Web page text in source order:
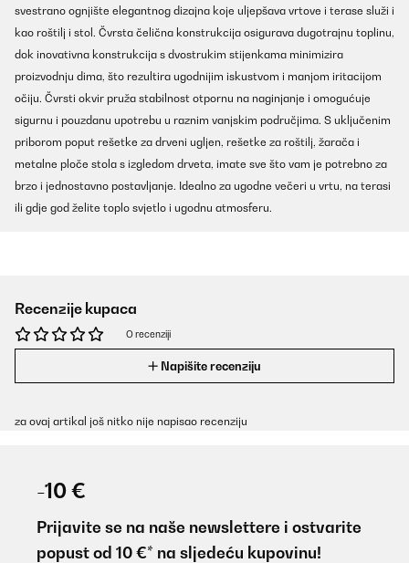
svestrano ognjište elegantnog dizajna koje uljepšava vrtove i terase služi i
kao roštilj i stol. Čvrsta čelična konstrukcija osigurava dugotrajnu toplinu,
dok inovativna konstrukcija s dvostrukim stijenkama minimizira
proizvodnju dima, što rezultira ugodnijim iskustvom i manjom iritacijom
očiju. Čvrsti okvir pruža stabilnost otpornu na naginjanje i omogućuje
sigurnu i pouzdanu upotrebu u raznim vanjskim područjima. S uključenim
priborom poput rešetke za drveni ugljen, rešetke za roštilj, žarača i
metalne ploče stola s izgledom drveta, imate sve što vam je potrebno za
brzo i jednostavno postavljanje. Idealno za ugodne večeri u vrtu, na terasi
ili gdje god želite toplo svjetlo i ugodnu atmosferu.
Recenzije kupaca
O recenziji
Napišite recenziju
za ovaj artikal još nitko nije napisao recenziju
-10 €
Prijavite se na naše newslettere i ostvarite
popust od 10 €* na sljedeću kupovinu!